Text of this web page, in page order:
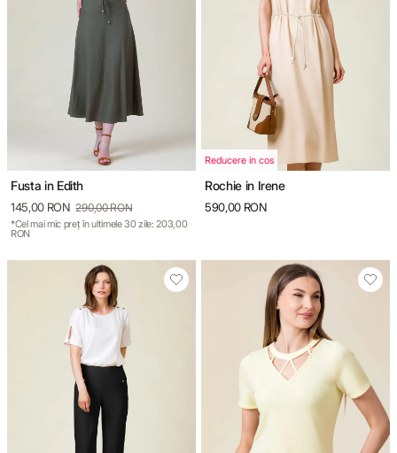
Fusta in Edith
145,00 RON 290,00 RON
*Cel mai mic preț în ultimele 30 zile: 203,00
RON
Reducere in cos
Rochie in Irene
590,00 RON